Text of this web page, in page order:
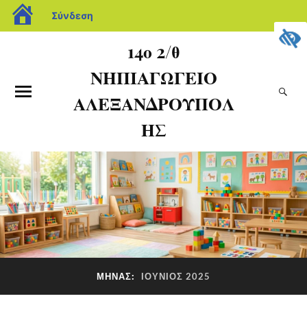
Σύνδεση
14ο 2/θ
ΝΗΠΙΑΓΩΓΕΙΟ
ΑΛΕΞΑΝΔΡΟΥΠΟΛ
ΗΣ
ΜΉΝΑΣ: ΙΟΎΝΙΟΣ 2025